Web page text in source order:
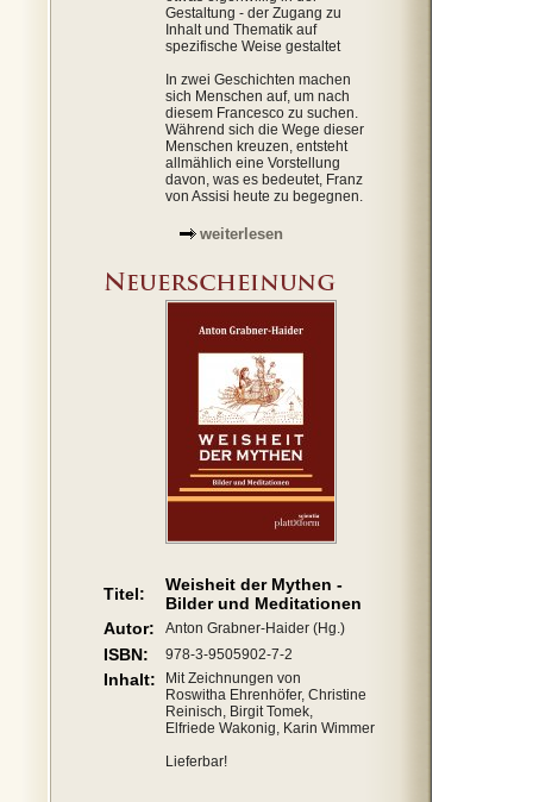
Gestaltung - der Zugang zu
Inhalt und Thematik auf
spezifische Weise gestaltet
In zwei Geschichten machen
sich Menschen auf, um nach
diesem Francesco zu suchen.
Während sich die Wege dieser
Menschen kreuzen, entsteht
allmählich eine Vorstellung
davon, was es bedeutet, Franz
von Assisi heute zu begegnen.
weiterlesen
Titel:
Weisheit der Mythen -
Bilder und Meditationen
Autor:
Anton Grabner-Haider (Hg.)
ISBN: 978-3-9505902-7-2
Inhalt:
Mit Zeichnungen von
Roswitha Ehrenhöfer, Christine
Reinisch, Birgit Tomek,
Elfriede Wakonig, Karin Wimmer
Lieferbar!